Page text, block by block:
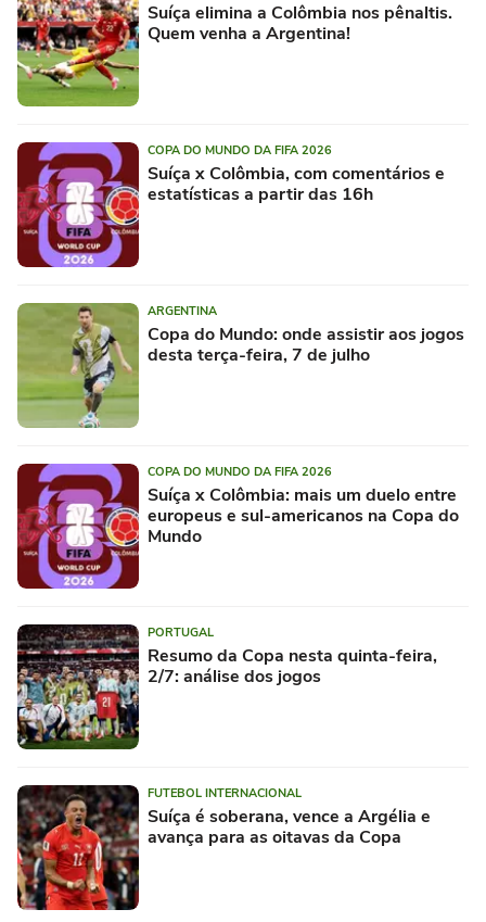
Suíça elimina a Colômbia nos pênaltis.
Quem venha a Argentina!
COPA DO MUNDO DA FIFA 2026
Suíça x Colômbia, com comentários e
estatísticas a partir das 16h
ARGENTINA
Copa do Mundo: onde assistir aos jogos
desta terça-feira, 7 de julho
COPA DO MUNDO DA FIFA 2026
Suíça x Colômbia: mais um duelo entre
europeus e sul-americanos na Copa do
Mundo
PORTUGAL
Resumo da Copa nesta quinta-feira,
2/7: análise dos jogos
FUTEBOL INTERNACIONAL
Suíça é soberana, vence a Argélia e
avança para as oitavas da Copa